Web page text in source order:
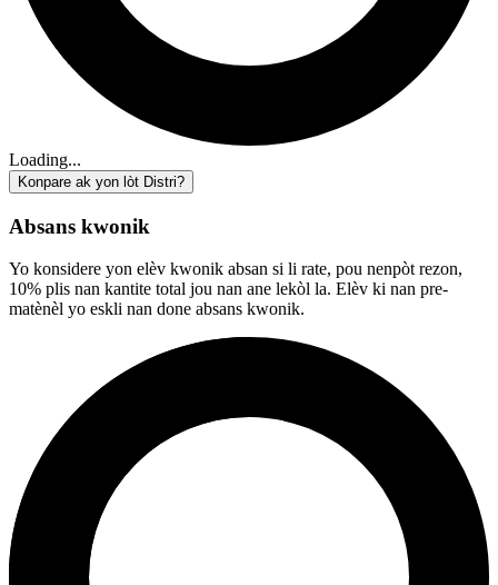
Loading...
Konpare ak yon lòt Distri?
Absans kwonik
Yo konsidere yon elèv kwonik absan si li rate, pou nenpòt rezon,
10% plis nan kantite total jou nan ane lekòl la. Elèv ki nan pre-
matènèl yo eskli nan done absans kwonik.